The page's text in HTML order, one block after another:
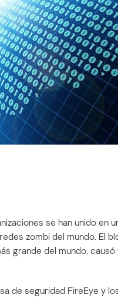
se han unido en
zombi del mundo. El
grande del mundo, causó
de seguridad FireEye y